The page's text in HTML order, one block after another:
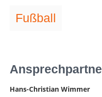
Fußball
Hans-Christian Wimmer